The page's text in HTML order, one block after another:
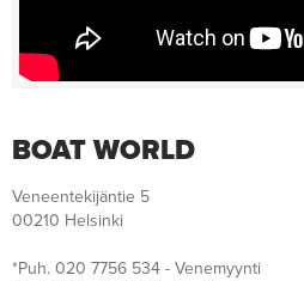
BOAT WORLD
Veneentekijäntie 5
00210 Helsinki
*Puh. 020 7756 534 - Venemyynti